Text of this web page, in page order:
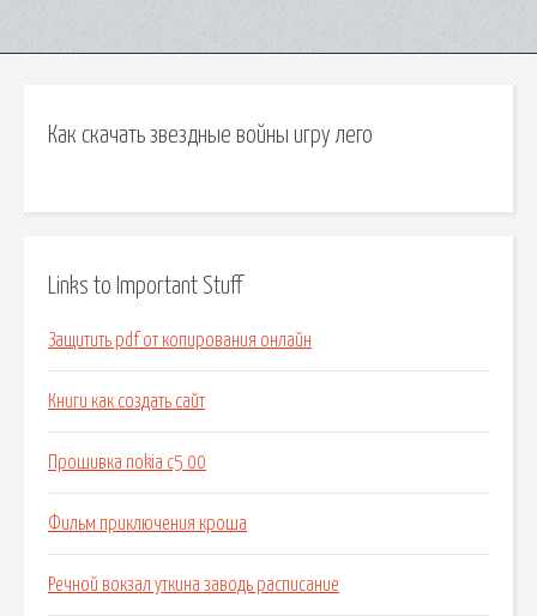
Как скачать звездные войны игру лего
Links to Important Stuff
Защитить pdf от копирования онлайн
Книги как создать сайт
Прошивка nokia c5 00
Фильм приключения кроша
Речной вокзал уткина заводь расписание